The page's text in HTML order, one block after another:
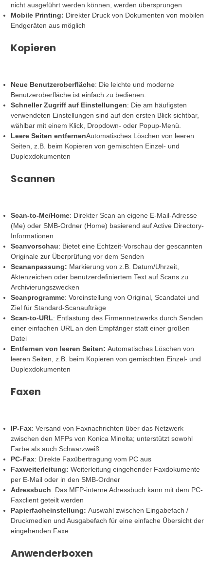
nicht ausgeführt werden können, werden übersprungen
Mobile Printing: Direkter Druck von Dokumenten von mobilen
Endgeräten aus möglich
Kopieren
Neue Benutzeroberfläche: Die leichte und moderne
Benutzeroberfläche ist einfach zu bedienen.
Schneller Zugriff auf Einstellungen: Die am häufigsten
verwendeten Einstellungen sind auf den ersten Blick sichtbar,
wählbar mit einem Klick, Dropdown- oder Popup-Menü.
Leere Seiten entfernenAutomatisches Löschen von leeren
Seiten, z.B. beim Kopieren von gemischten Einzel- und
Duplexdokumenten
Scannen
Scan-to-Me/Home: Direkter Scan an eigene E-Mail-Adresse
(Me) oder SMB-Ordner (Home) basierend auf Active Directory-
Informationen
Scanvorschau: Bietet eine Echtzeit-Vorschau der gescannten
Originale zur Überprüfung vor dem Senden
Scananpassung: Markierung von z.B. Datum/Uhrzeit,
Aktenzeichen oder benutzerdefiniertem Text auf Scans zu
Archivierungszwecken
Scanprogramme: Voreinstellung von Original, Scandatei und
Ziel für Standard-Scanaufträge
Scan-to-URL: Entlastung des Firmennetzwerks durch Senden
einer einfachen URL an den Empfänger statt einer großen
Datei
Entfernen von leeren Seiten:Automatisches Löschen von
leeren Seiten, z.B. beim Kopieren von gemischten Einzel- und
Duplexdokumenten
Faxen
IP-Fax: Versand von Faxnachrichten über das Netzwerk
zwischen den MFPs von Konica Minolta; unterstützt sowohl
Farbe als auch Schwarzweiß
PC-Fax: Direkte Faxübertragung vom PC aus
Faxweiterleitung:Weiterleitung eingehender Faxdokumente
per E-Mail oder in den SMB-Ordner
Adressbuch: Das MFP-interne Adressbuch kann mit dem PC-
Faxclient geteilt werden
Papierfacheinstellung:Auswahl zwischen Eingabefach /
Druckmedien und Ausgabefach für eine einfache Übersicht der
eingehenden Faxe
Anwenderboxen